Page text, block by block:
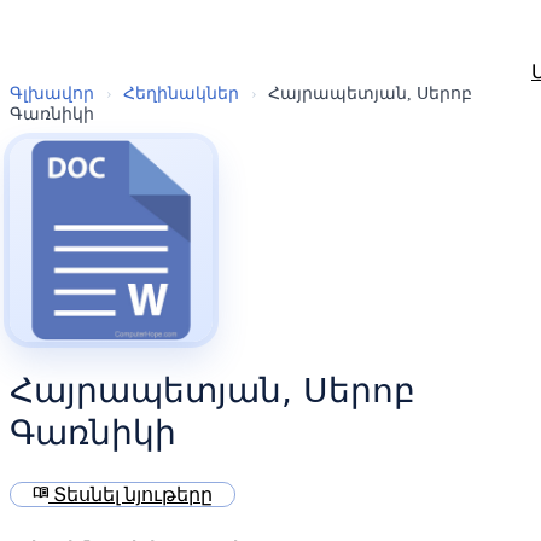
Գլխավոր › Հեղինակներ ›
Հայրապետյան, Սերոբ
Գառնիկի
Հայրապետյան, Սերոբ
Գառնիկի
menu_book Տեսնել նյութերը